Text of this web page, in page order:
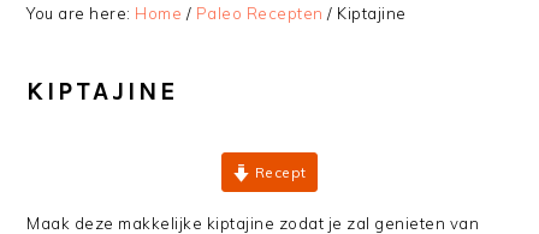
You are here: Home / Paleo Recepten / Kiptajine
KIPTAJINE
Recept
Maak deze makkelijke kiptajine zodat je zal genieten van